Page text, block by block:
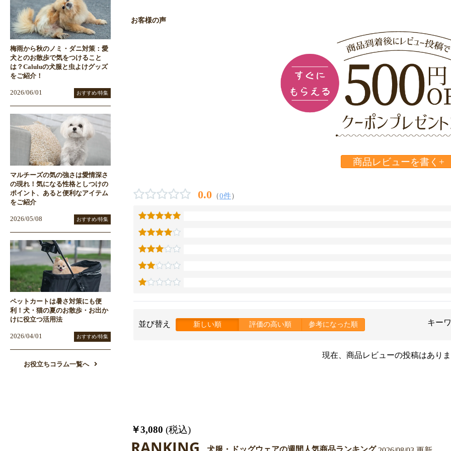
お客様の声
商品レビューを書く+
0.0 （0件）
並び替え 新しい順 評価の高い順 参考になった順 キー
現在、商品レビューの投稿はあり
￥3,080 (税込)
RANKING 犬服・ドッグウェアの週間人気商品ランキング
梅雨から秋のノミ・ダニ対策：愛
犬とのお散歩で気をつけること
は？Caluluの犬服と虫よけグッズ
をご紹介！
2026/06/01 おすすめ/特集
マルチーズの気の強さは愛情深さ
の現れ！気になる性格としつけの
ポイント、あると便利なアイテム
をご紹介
2026/05/08 おすすめ/特集
ペットカートは暑さ対策にも便
利！犬・猫の夏のお散歩・お出か
けに役立つ活用法
2026/04/01 おすすめ/特集
お役立ちコラム一覧へ